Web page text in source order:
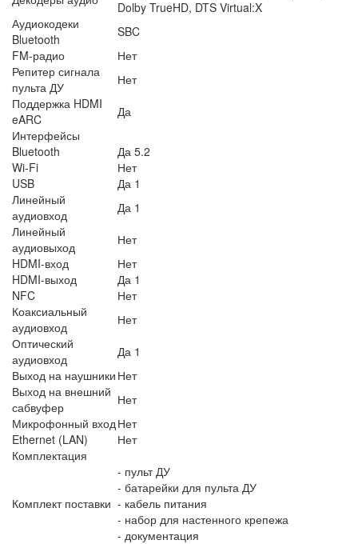
Dolby TrueHD, DTS Virtual:X
Аудиокодеки
Bluetooth
SBC
FM-радио
Нет
Репитер сигнала
пульта ДУ
Нет
Поддержка HDMI
eARC
Да
Интерфейсы
Bluetooth
Да 5.2
Wi-Fi
Нет
USB
Да 1
Линейный
аудиовход
Да 1
Линейный
аудиовыход
Нет
HDMI-вход
Нет
HDMI-выход
Да 1
NFC
Нет
Коаксиальный
аудиовход
Нет
Оптический
аудиовход
Да 1
Выход на наушники Нет
Выход на внешний
сабвуфер
Нет
Микрофонный вход Нет
Ethernet (LAN)
Нет
Комплектация
Комплект поставки
- пульт ДУ
- батарейки для пульта ДУ
- кабель питания
- набор для настенного крепежа
- документация